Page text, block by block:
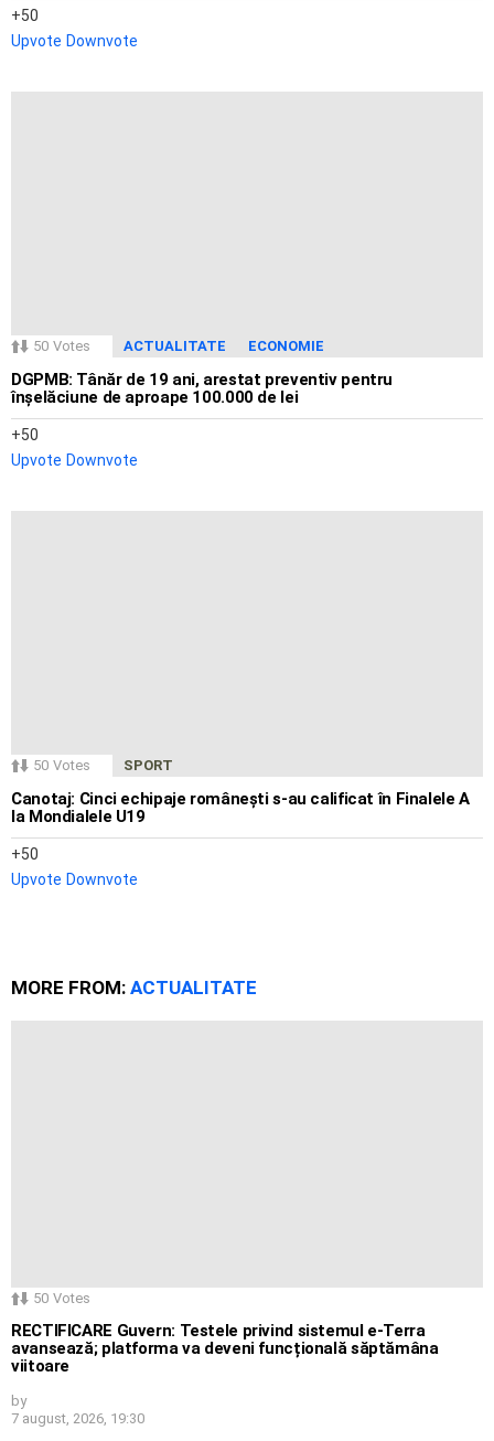
50
Upvote Downvote
50 Votes ACTUALITATE ECONOMIE
DGPMB: Tânăr de 19 ani, arestat preventiv pentru
înșelăciune de aproape 100.000 de lei
50
Upvote Downvote
50 Votes SPORT
Canotaj: Cinci echipaje românești s-au calificat în Finalele A
la Mondialele U19
50
Upvote Downvote
MORE FROM: ACTUALITATE
50 Votes
RECTIFICARE Guvern: Testele privind sistemul e-Terra
avansează; platforma va deveni funcțională săptămâna
viitoare
by
7 august, 2026, 19:30